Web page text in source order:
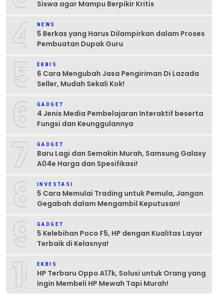
Siswa agar Mampu Berpikir Kritis
4 NEWS
5 Berkas yang Harus Dilampirkan dalam Proses
Pembuatan Dupak Guru
5 EKBIS
6 Cara Mengubah Jasa Pengiriman Di Lazada
Seller, Mudah Sekali Kok!
6 GADGET
4 Jenis Media Pembelajaran Interaktif beserta
Fungsi dan Keunggulannya
7 GADGET
Baru Lagi dan Semakin Murah, Samsung Galaxy
A04e Harga dan Spesifikasi!
8 INVESTASI
5 Cara Memulai Trading untuk Pemula, Jangan
Gegabah dalam Mengambil Keputusan!
9 GADGET
5 Kelebihan Poco F5, HP dengan Kualitas Layar
Terbaik di Kelasnya!
10EKBIS
HP Terbaru Oppo A17k, Solusi untuk Orang yang
ingin Membeli HP Mewah Tapi Murah!